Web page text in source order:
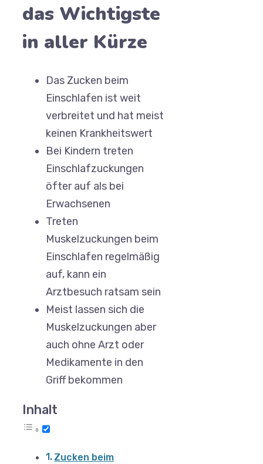
das Wichtigste
in aller Kürze
Das Zucken beim
Einschlafen ist weit
verbreitet und hat meist
keinen Krankheitswert
Bei Kindern treten
Einschlafzuckungen
öfter auf als bei
Erwachsenen
Treten
Muskelzuckungen beim
Einschlafen regelmäßig
auf, kann ein
Arztbesuch ratsam sein
Meist lassen sich die
Muskelzuckungen aber
auch ohne Arzt oder
Medikamente in den
Griff bekommen
Inhalt
Zucken beim